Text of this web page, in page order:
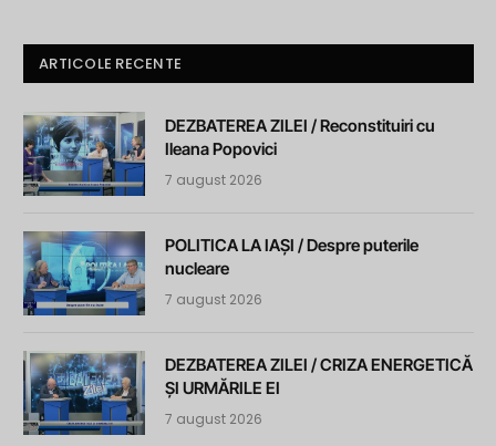
ARTICOLE RECENTE
DEZBATEREA ZILEI / Reconstituiri cu
Ileana Popovici
7 august 2026
POLITICA LA IAȘI / Despre puterile
nucleare
7 august 2026
DEZBATEREA ZILEI / CRIZA ENERGETICĂ
ȘI URMĂRILE EI
7 august 2026